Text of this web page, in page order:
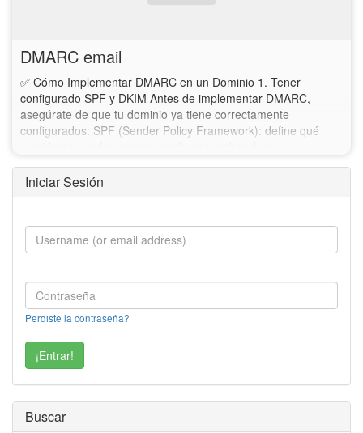
DMARC email
✅ Cómo Implementar DMARC en un Dominio 1. Tener
configurado SPF y DKIM Antes de implementar DMARC,
asegúrate de que tu dominio ya tiene correctamente
configurados: SPF (Sender Policy Framework): define qué
Iniciar Sesión
Perdiste la contraseña?
Buscar